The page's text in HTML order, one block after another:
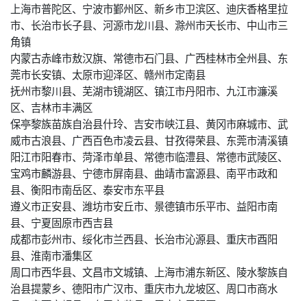
上海市普陀区、宁波市鄞州区、新乡市卫滨区、迪庆香格里拉
市、长治市长子县、河源市龙川县、滁州市天长市、中山市三
角镇
内蒙古赤峰市敖汉旗、常德市石门县、广西桂林市全州县、东
莞市长安镇、太原市迎泽区、赣州市定南县
抚州市黎川县、芜湖市镜湖区、镇江市丹阳市、九江市濂溪
区、吉林市丰满区
保亭黎族苗族自治县什玲、吉安市峡江县、黄冈市麻城市、武
威市古浪县、广西百色市凌云县、甘孜得荣县、东莞市清溪镇
阳江市阳春市、菏泽市单县、常德市临澧县、常德市武陵区、
宝鸡市麟游县、宁德市屏南县、曲靖市富源县、南平市政和
县、衡阳市南岳区、泰安市东平县
遵义市正安县、潍坊市安丘市、景德镇市乐平市、益阳市南
县、宁夏固原市西吉县
成都市彭州市、绥化市兰西县、长治市沁源县、重庆市酉阳
县、淮南市潘集区
周口市西华县、文昌市文城镇、上海市浦东新区、陵水黎族自
治县提蒙乡、德阳市广汉市、重庆市九龙坡区、周口市商水